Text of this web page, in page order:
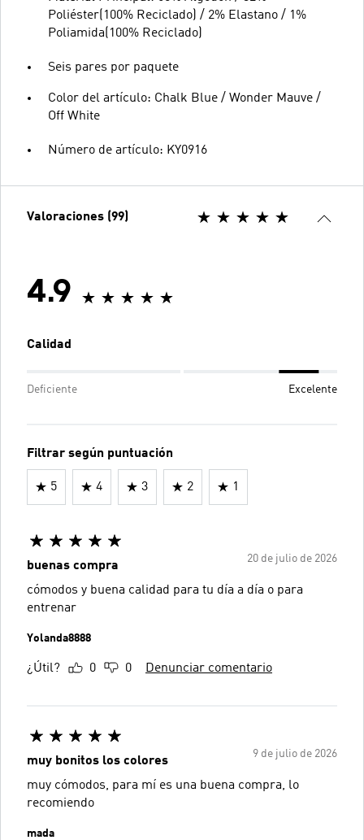
Poliéster(100% Reciclado) / 2% Elastano / 1%
Poliamida(100% Reciclado)
Seis pares por paquete
Color del artículo: Chalk Blue / Wonder Mauve /
Off White
Número de artículo: KY0916
Valoraciones (99)
4.9
Calidad
Deficiente Excelente
Filtrar según puntuación
5 4 3 2 1
20 de julio de 2026
buenas compra
cómodos y buena calidad para tu día a día o para
entrenar
Yolanda8888
¿Útil? 0 0 Denunciar comentario
9 de julio de 2026
muy bonitos los colores
muy cómodos, para mí es una buena compra, lo
recomiendo
mada